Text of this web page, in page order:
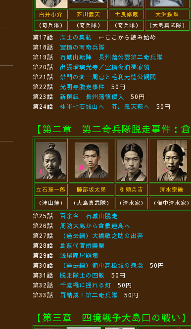
白井小介 芥川義天 世良修蔵 大洲鉄然
（奇兵隊）
（奇兵隊） （奇兵隊） （大島真武隊）
第17話 志士の集結 ←ここから読み始め
第18話 室積の南奇兵隊
第19話 石城山転陣 長州藩公認第二奇兵隊
第20話 出張瑠璃光寺／室積夜泊夢家翁
第21話 禁門の変一周忌と毛利元徳公観閲
第22話 光明寺脱走事件 50円
第23話 新撰組 長州藩領侵入
50円
第24話 林半七石城山へ 芥川義天萩へ 50円
【第二章 第二奇兵隊脱走事件：倉
立石孫一郎 櫛部坂太郎 引頭兵吉 清水宗磯
（津山藩）
（大島真武隊） （清水家） （備中清水家）
第25話 百余名 石城山脱走
第26話 周防大島から倉敷連島へ
第27話
（過去編）大橋敬之助の出奔
第28話 倉敷代官所襲撃
第29話 浅尾陣屋崩壊
第30話
（過去編）備中高松城の怨念 50円
第31話 脱走隊士の四散
50円
第32話 千歳橋に揺れる灯 50円
第33話 再結成！第二奇兵隊 50円
【第三章 四境戦争大島口の戦い】